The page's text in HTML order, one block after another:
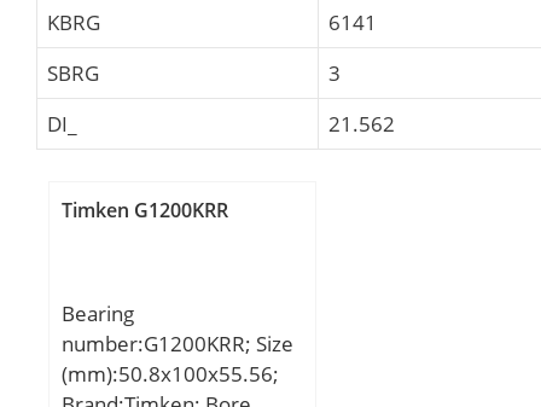
KBRG
6141
SBRG
3
DI_
21.562
Timken G1200KRR
Bearing
number:G1200KRR; Size
(mm):50.8x100x55.56;